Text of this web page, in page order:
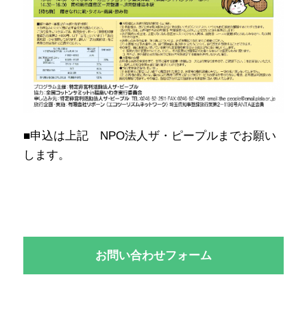
■申込は上記 NPO法人ザ・ピープルまでお願い
します。
お問い合わせフォーム